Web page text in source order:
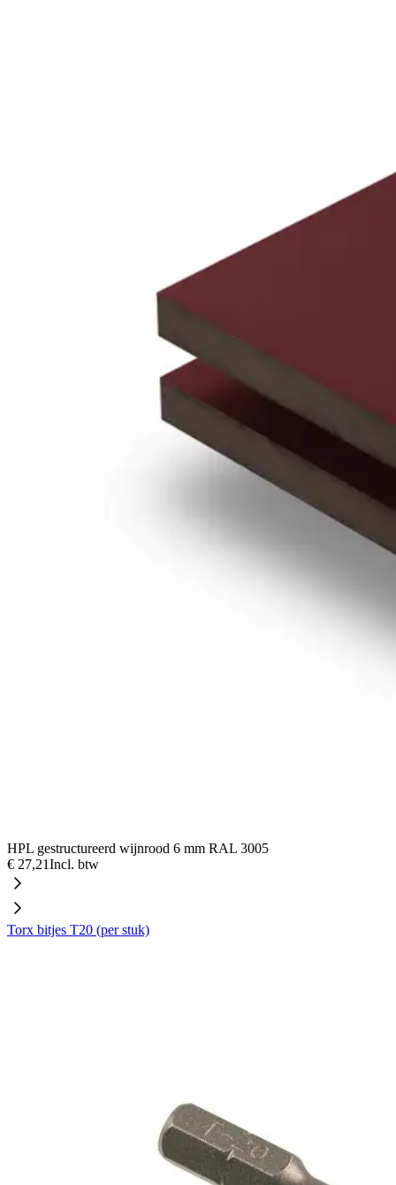
HPL gestructureerd wijnrood 6 mm RAL 3005
€ 27,21Incl. btw
Torx bitjes T20 (per stuk)